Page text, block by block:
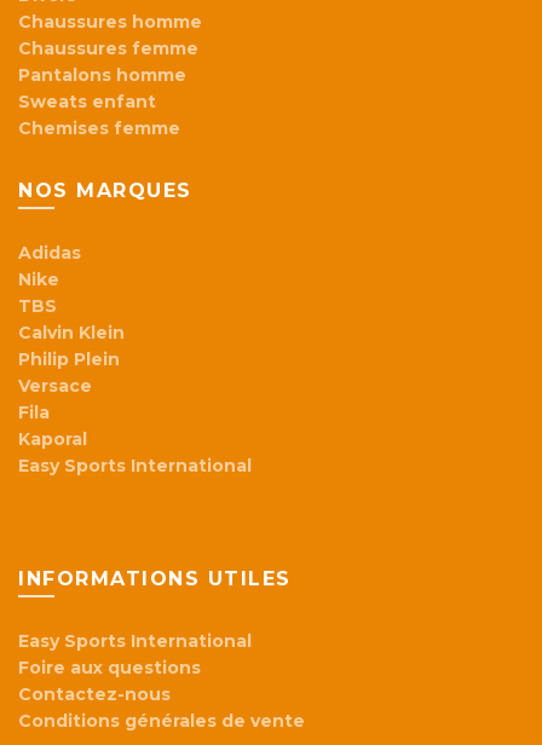
Chaussures homme
Chaussures femme
Pantalons homme
Sweats enfant
Chemises femme
NOS MARQUES
Adidas
Nike
TBS
Calvin Klein
Philip Plein
Versace
Fila
Kaporal
Easy Sports International
INFORMATIONS UTILES
Easy Sports International
Foire aux questions
Contactez-nous
Conditions générales de vente